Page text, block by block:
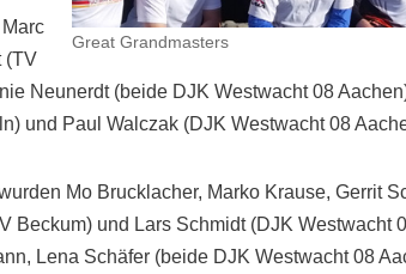
Great Grandmasters
(TV
Neunerdt (beide DJK Westwacht 08
und Paul Walczak (DJK Westwacht 08
Mo Brucklacher, Marko Krause, Gerrit
Beckum) und Lars Schmidt (DJK Westwacht
Lena Schäfer (beide DJK Westwacht 08